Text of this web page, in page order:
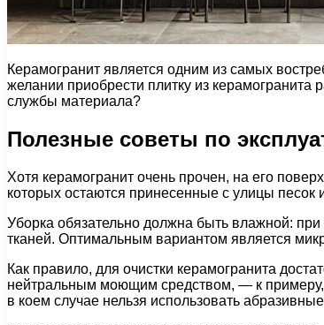
Керамогранит является одним из самых
желании приобрести плитку из
службы материала?
Полезные советы по
Хотя керамогранит очень прочен, на его
которых остаются принесенные с улицы
Уборка обязательно должна быть влажной:
тканей. Оптимальным вариантом является
Как правило, для очистки керамогранита
нейтральным моющим средством, — к примеру,
в коем случае нельзя использовать